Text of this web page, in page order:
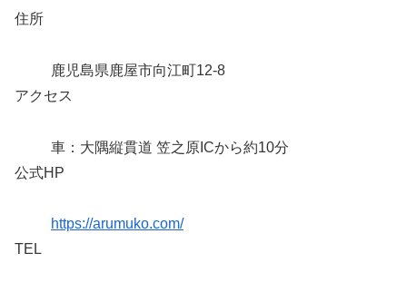
住所
鹿児島県鹿屋市向江町12-8
アクセス
車：大隅縦貫道 笠之原ICから約10分
公式HP
https://arumuko.com/
TEL